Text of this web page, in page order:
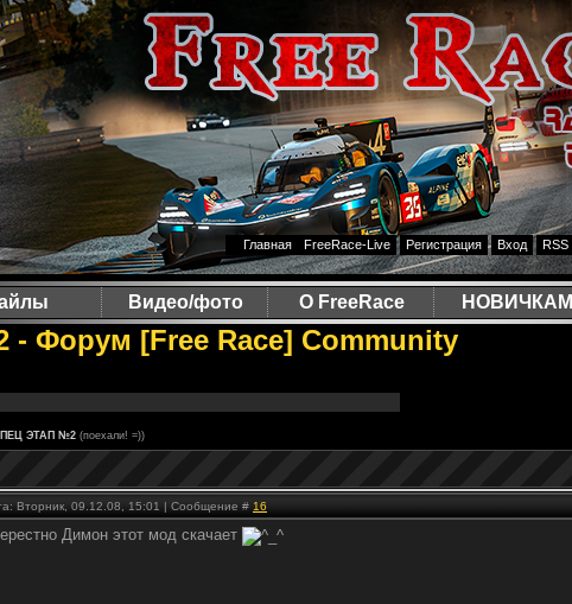
Главная
FreeRace-Live Регистрация Вход RSS
Видео/фото О FreeRace НОВИЧКАМ
Форум [Free Race] Community
ЭТАП №2 (поехали! =))
Вторник, 09.12.08, 15:01 | Сообщение # 16
Димон этот мод скачает